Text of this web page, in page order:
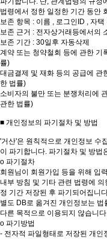
법령에서 정한 일정한 기간 동안
보존 항목 : 이름 , 로그인ID , 자
보존 근거 : 전자상거래등에서의
보존 기간 : 30일후 자동삭제
계약 또는 청약철회 등에 관한 기
률)
대금결제 및 재화 등의 공급에 관
한 법률)
소비자의 불만 또는 분쟁처리에
관한 법률)
■ 개인정보의 파기절차 및 방법
'거산'은 원칙적으로 개인정보 수
이 파기합니다. 파기절차 및 방법
ο 파기절차
회원님이 회원가입 등을 위해 입
내부 방침 및 기타 관련 법령에
정 기간 저장된 후 파기되어집니
별도 DB로 옮겨진 개인정보는
다른 목적으로 이용되지 않습니
ο 파기방법
- 전자적 파일형태로 저장된 개